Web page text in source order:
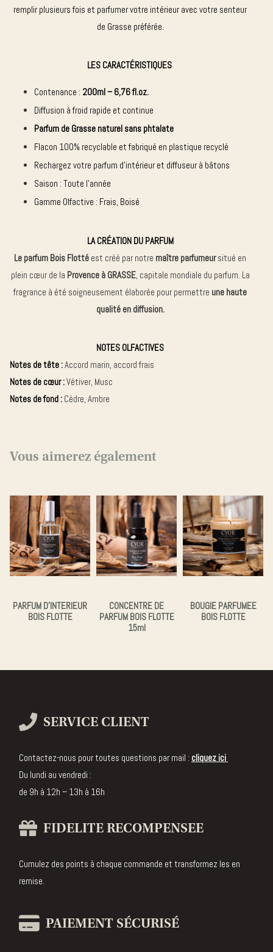
remplir plusieurs fois et parfumer votre intérieur avec votre senteur
de Grasse préférée.
LES CARACTÉRISTIQUES
Contenance : 200ml – 6,76 fl.oz.
Diffusion à froid rapide et continue
Parfum de Grasse naturel sans phtalate
Flacon 100% recyclable et fabriqué en plastique recyclé
Rechargez votre parfum d’intérieur et diffuseur à bâtons
Saison : Toute l’année
Gamme Olfactive : Frais, Boisé
LA CRÉATION DU PARFUM
Le parfum Bois Flotté est créé par notre maître parfumeursitué en
plein cœur de la Provence à GRASSE, capitale mondiale du parfum. La
fragrance à été soigneusement élaborée pour permettre une haute
qualité en diffusion.
NOTES OLFACTIVES
Notes de tête :Accord marin, accord frais
Notes de cœur :Vétiver, Musc
Notes de fond : Cèdre, Ambre
Vous aimerez également
PARFUM D’INTERIEUR
BOIS FLOTTE
CONCENTRE DE
PARFUM BOIS FLOTTE
15ml
BOUGIE PARFUMEE
BOIS FLOTTE
SERVICE CLIENT
Contactez-nous pour toutes questions par mail : cliquez ici
Du lundi au vendredi :
de 9h à 12h – 13h à 16h
FIDELITE RECOMPENSEE
Cumulez des points à chaque commande et transformez les en
remise.
PAIEMENT SÉCURISÉ